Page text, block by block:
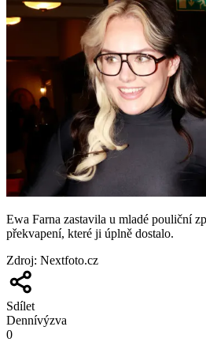
Ewa Farna zastavila u mladé pouliční
překvapení, které ji úplně dostalo.
Zdroj: Nextfoto.cz
Sdílet
Dennívýzva
0